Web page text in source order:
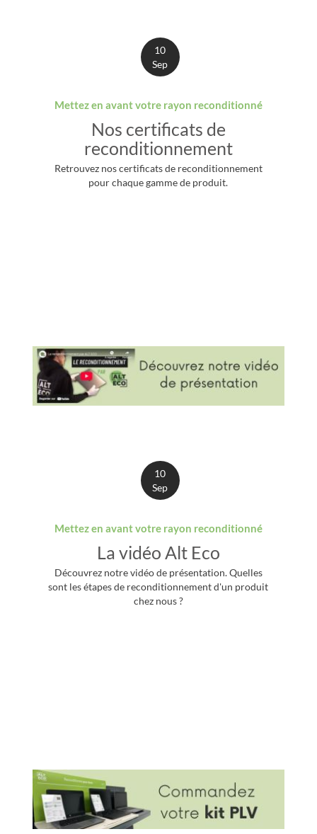
10
Sep
Mettez en avant votre rayon reconditionné
Nos certificats de
reconditionnement
Retrouvez nos certificats de reconditionnement
pour chaque gamme de produit.
10
Sep
Mettez en avant votre rayon reconditionné
La vidéo Alt Eco
Découvrez notre vidéo de présentation. Quelles
sont les étapes de reconditionnement d'un produit
chez nous ?